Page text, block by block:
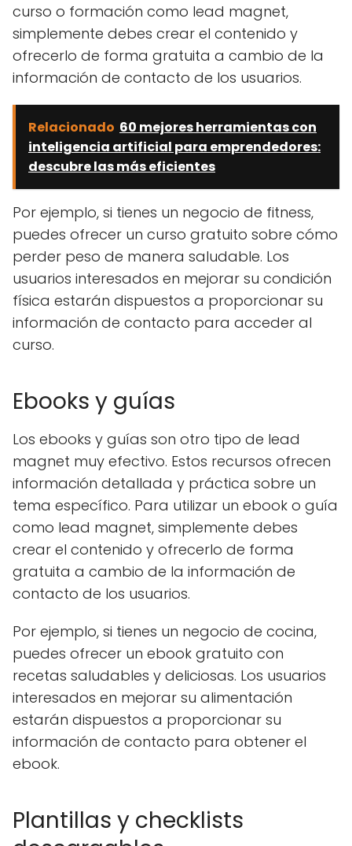
curso o formación como lead magnet,
simplemente debes crear el contenido y
ofrecerlo de forma gratuita a cambio de la
información de contacto de los usuarios.
Relacionado 60 mejores herramientas con
inteligencia artificial para emprendedores:
descubre las más eficientes
Por ejemplo, si tienes un negocio de fitness,
puedes ofrecer un curso gratuito sobre cómo
perder peso de manera saludable. Los
usuarios interesados ​​en mejorar su condición
física estarán dispuestos a proporcionar su
información de contacto para acceder al
curso.
Ebooks y guías
Los ebooks y guías son otro tipo de lead
magnet muy efectivo. Estos recursos ofrecen
información detallada y práctica sobre un
tema específico. Para utilizar un ebook o guía
como lead magnet, simplemente debes
crear el contenido y ofrecerlo de forma
gratuita a cambio de la información de
contacto de los usuarios.
Por ejemplo, si tienes un negocio de cocina,
puedes ofrecer un ebook gratuito con
recetas saludables y deliciosas. Los usuarios
interesados ​​en mejorar su alimentación
estarán dispuestos a proporcionar su
información de contacto para obtener el
ebook.
Plantillas y checklists